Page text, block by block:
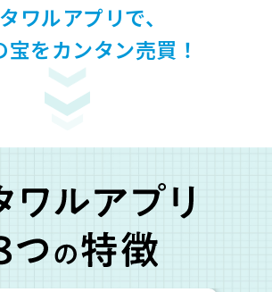
ワルアプリで、
宝をカンタン売買！